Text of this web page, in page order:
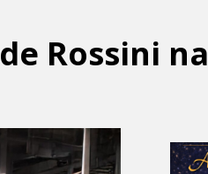
Rossini na